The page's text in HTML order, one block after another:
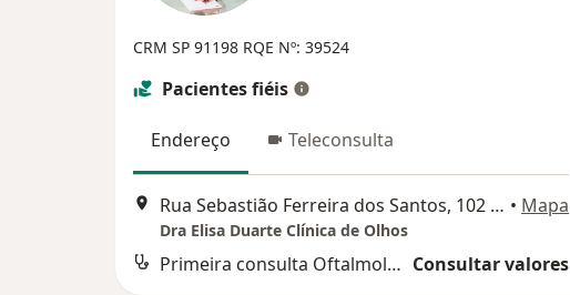
CRM SP 91198 RQE Nº: 39524
Pacientes fiéis
Endereço Teleconsulta
Rua Sebastião Ferreira dos Santos, 102 Sala 15, Itaquaquecetuba • Mapa
Dra Elisa Duarte Clínica de Olhos
Primeira consulta Oftalmologia Consultar valores